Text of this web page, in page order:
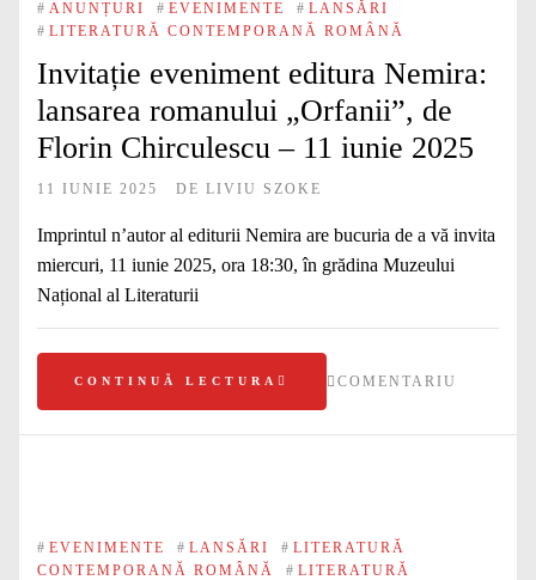
# ANUNȚURI # EVENIMENTE # LANSĂRI
# LITERATURĂ CONTEMPORANĂ ROMÂNĂ
Invitație eveniment editura Nemira:
lansarea romanului „Orfanii”, de
Florin Chirculescu – 11 iunie 2025
11 IUNIE 2025 DE LIVIU SZOKE
Imprintul n’autor al editurii Nemira are bucuria de a vă invita
miercuri, 11 iunie 2025, ora 18:30, în grădina Muzeului
Național al Literaturii
CONTINUĂ LECTURA COMENTARIU
# EVENIMENTE # LANSĂRI # LITERATURĂ
CONTEMPORANĂ ROMÂNĂ
# LITERATURĂ